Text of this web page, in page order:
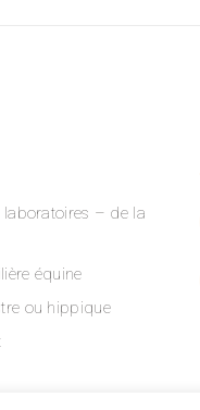
laboratoires – de la
équine
ou hippique